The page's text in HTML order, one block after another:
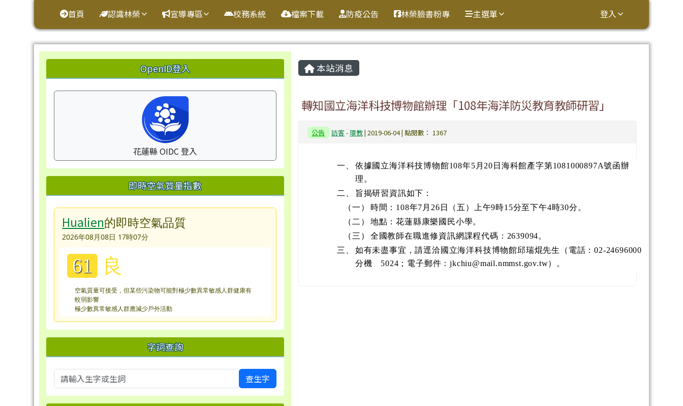
花蓮縣鳳林鎮林榮國小
首頁 認識林榮 宣導專區 校務系統 檔案下載 防疫公告 林榮臉書粉專 主選單 登入
左邊區域內容OpenID登入
花蓮縣 OIDC 登入
即時空氣質量指數
Hualien的即時空氣品質
2026年08月08日 17時07分
61 良
空氣質量可接受，但某些污染物可能對極少數異常敏感人群健康有
較弱影響
極少數異常敏感人群應減少戶外活動
字詞查詢
查生字
主內容區域
本站消息
轉知國立海洋科技博物館辦理「108年海洋防災教育教師研習」
公告 訪客-環教| 2019-06-04 | 點閱數： 1367
一、
依據國立海洋科技博物館108年5月20日海科館產字第1081000897A號函辦
理。
二、
旨揭研習資訊如下：
（一）
時間：108年7月26日（五）上午9時15分至下午4時30分。
（二）
地點：花蓮縣康樂國民小學。
（三）
全國教師在職進修資訊網課程代碼：2639094。
三、
如有未盡事宜，請逕洽國立海洋科技博物館邱瑞焜先生（電話：02-24696000
分機 5024；電子郵件：jkchiu@mail.nmmst.gov.tw）。
頁尾區域